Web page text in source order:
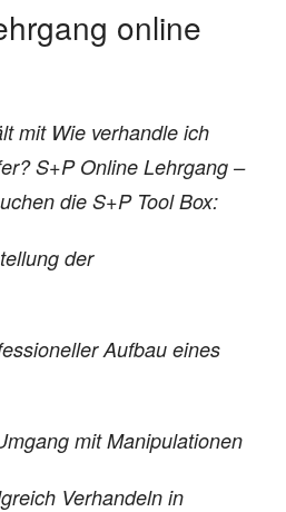
online
mit Wie verhandle ich
S+P Online Lehrgang –
die S+P Tool Box:
der
Aufbau eines
mit Manipulationen
Verhandeln in